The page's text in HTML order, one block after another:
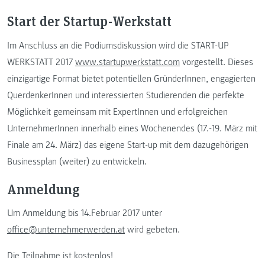
Start der Startup-Werkstatt
Im Anschluss an die Podiumsdiskussion wird die START-UP
WERKSTATT 2017 www.startupwerkstatt.com vorgestellt. Dieses
einzigartige Format bietet potentiellen GründerInnen, engagierten
QuerdenkerInnen und interessierten Studierenden die perfekte
Möglichkeit gemeinsam mit ExpertInnen und erfolgreichen
UnternehmerInnen innerhalb eines Wochenendes (17.-19. März mit
Finale am 24. März) das eigene Start-up mit dem dazugehörigen
Businessplan (weiter) zu entwickeln.
Anmeldung
Um Anmeldung bis 14.Februar 2017 unter
office@unternehmerwerden.at wird gebeten.